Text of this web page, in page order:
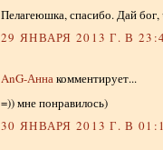
Пелагеюшка, спасибо. Дай
29 ЯНВАРЯ 2013 Г. В
AnG-Аннакомментирует...
=)) мне понравилось)
30 ЯНВАРЯ 2013 Г. В